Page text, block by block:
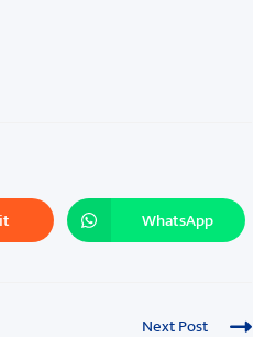
WhatsApp
Next Post